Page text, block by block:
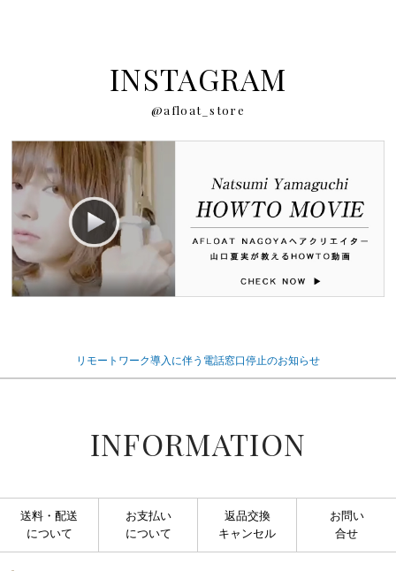
INSTAGRAM
@afloat_store
リモートワーク導入に伴う電話窓口停止のお知らせ
INFORMATION
送料・配送
について
お支払い
について
返品交換
キャンセル
お問い
合せ